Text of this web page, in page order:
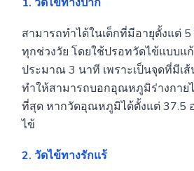
สามารถทำได้ในเด็กที่มีอายุตั้งแต่
ทุกช่วงวัย โดยใช้ปรอทวัดไข้แบบแ
ประมาณ 3 นาที เพราะเป็นจุดที่มีเ
ทำให้สามารถบอกอุณหภูมิร่างกาย
ที่สุด หากวัดอุณหภูมิได้ตั้งแต่ 37.5
ไข้
2. วัดไข้ทางรักแร้